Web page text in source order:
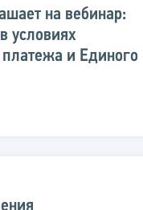
на вебинар:
условиях
и Единого